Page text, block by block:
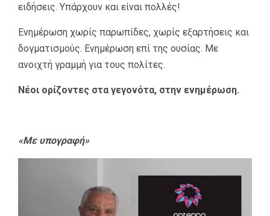
ειδήσεις. Υπάρχουν και είναι πολλές!
Ενημέρωση χωρίς παρωπίδες, χωρίς εξαρτήσεις και
δογματισμούς. Ενημέρωση επί της ουσίας. Με
ανοιχτή γραμμή για τους πολίτες.
Νέοι ορίζοντες στα γεγονότα, στην ενημέρωση.
«Με υπογραφή»